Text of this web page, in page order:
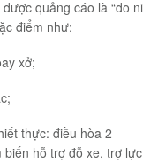
quảng cáo là “đo ni
điểm như:
xở;
thực: điều hòa 2
biến hỗ trợ đỗ xe, trợ lực